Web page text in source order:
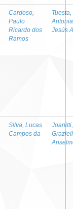
Cardoso,
Paulo
Ricardo dos
Ramos
Tuesta,
Jesús
Silva, Lucas
Campos da
Joanitti,